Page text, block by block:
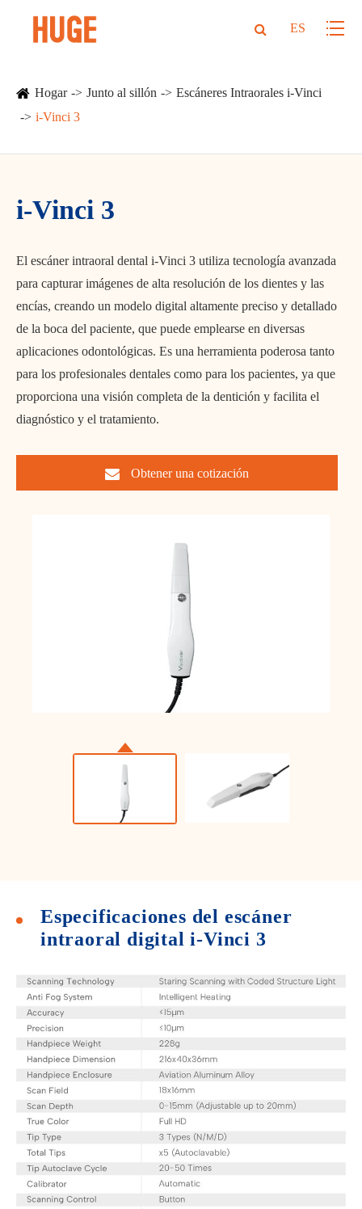
ES
Hogar Junto al sillón
Escáneres Intraorales i-Vinci
i-Vinci 3
i-Vinci 3
El escáner intraoral dental i-Vinci 3 utiliza tecnología avanzada
para capturar imágenes de alta resolución de los dientes y las
encías, creando un modelo digital altamente preciso y detallado
de la boca del paciente, que puede emplearse en diversas
aplicaciones odontológicas. Es una herramienta poderosa tanto
para los profesionales dentales como para los pacientes, ya que
proporciona una visión completa de la dentición y facilita el
diagnóstico y el tratamiento.
Obtener una cotización
Especificaciones del escáner
intraoral digital i-Vinci 3